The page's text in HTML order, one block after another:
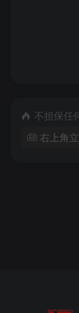
不担保任
右上角